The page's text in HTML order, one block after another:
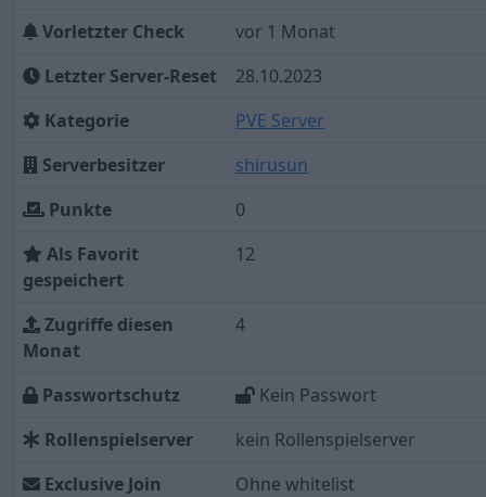
Vorletzter Check
vor 1 Monat
Letzter Server-Reset
28.10.2023
Kategorie
PVE Server
Serverbesitzer
shirusun
Punkte
0
Als Favorit
gespeichert
12
Zugriffe diesen
Monat
4
Passwortschutz
Kein Passwort
Rollenspielserver
kein Rollenspielserver
Exclusive Join
Ohne whitelist